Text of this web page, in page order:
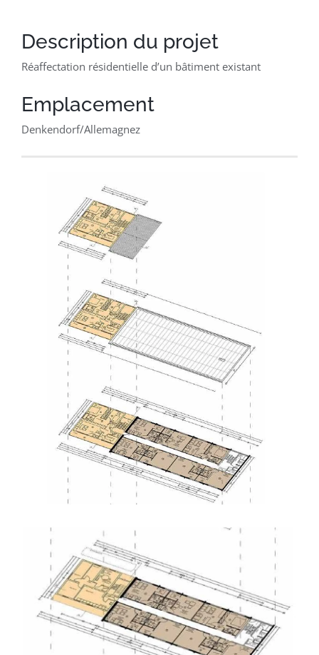
Description du projet
Réaffectation résidentielle d’un bâtiment existant
Emplacement
Denkendorf/Allemagnez